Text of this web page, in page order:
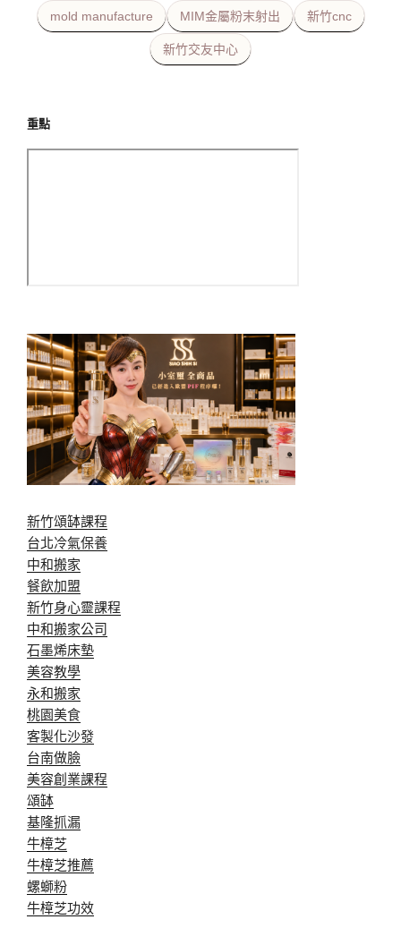
mold manufacture MIM金屬粉末射出 新竹cnc
新竹交友中心
重點
新竹頌缽課程
台北冷氣保養
中和搬家
餐飲加盟
新竹身心靈課程
中和搬家公司
石墨烯床墊
美容教學
永和搬家
桃園美食
客製化沙發
台南做臉
美容創業課程
頌缽
基隆抓漏
牛樟芝
牛樟芝推薦
螺螄粉
牛樟芝功效